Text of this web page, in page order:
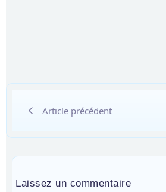
Article précédent
Laissez un commentaire